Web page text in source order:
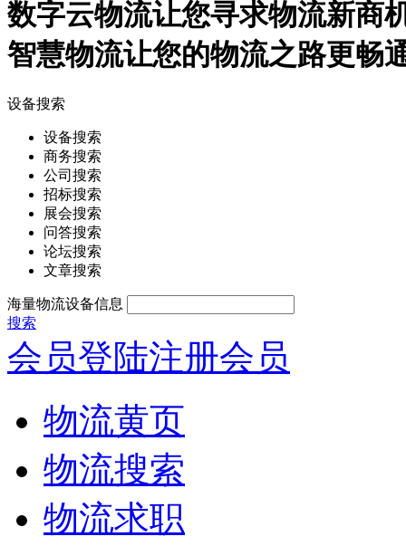
数字云物流让您寻求物流新商
智慧物流让您的物流之路更畅
设备搜索
设备搜索
商务搜索
公司搜索
招标搜索
展会搜索
问答搜索
论坛搜索
文章搜索
海量物流设备信息
搜索
会员登陆注册会员
物流黄页
物流搜索
物流求职